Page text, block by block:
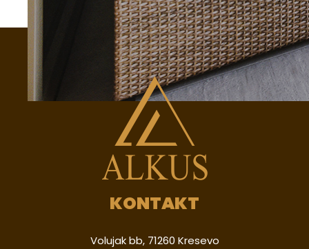
KONTAKT
Volujak bb, 71260 Kresevo